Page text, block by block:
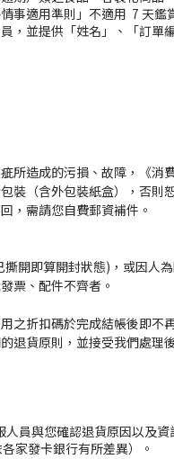
事適用準則」不適用 7 天
，並提供「姓名」、「訂
所造成的污損、故障，《
裝（含外包裝紙盒），否
，需請您自費郵資補件。
開即算開封狀態)，或因人
票、配件不齊者。
之折扣碼於完成結帳後即不
退貨原則，並接受我們處理
員與您確認退貨原因以及
家發卡銀行有所差異）。